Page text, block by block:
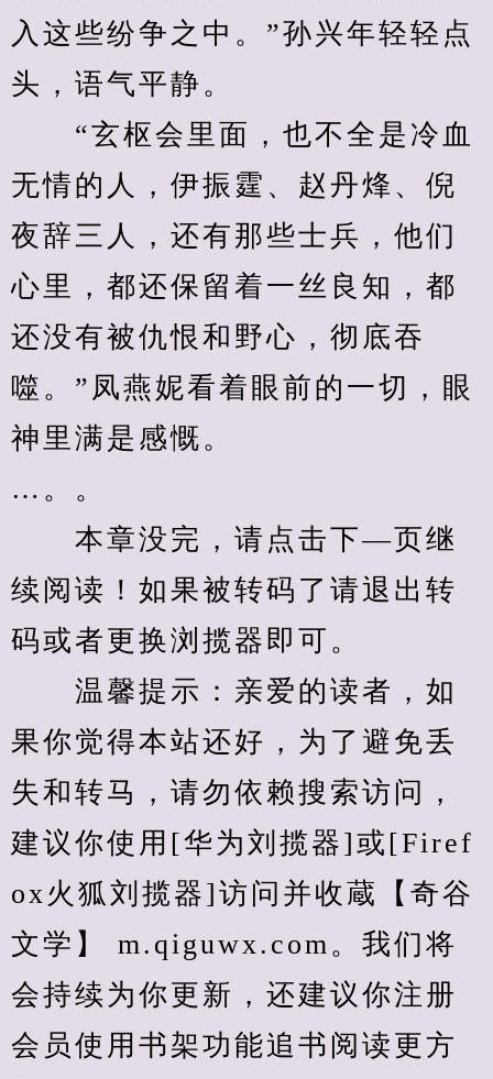
入这些纷争之中。”孙兴年轻轻点
头，语气平静。
“玄枢会里面，也不全是冷血
无情的人，伊振霆、赵丹烽、倪
夜辞三人，还有那些士兵，他们
心里，都还保留着一丝良知，都
还没有被仇恨和野心，彻底吞
噬。”凤燕妮看着眼前的一切，眼
神里满是感慨。
…。。
本章没完，请点击下—页继
续阅读！如果被转码了请退出转
码或者更换浏揽器即可。
温馨提示：亲爱的读者，如
果你觉得本站还好，为了避免丢
失和转马，请勿依赖搜索访问，
建议你使用[华为刘揽器]或[Firef
ox火狐刘揽器]访问并收蔵【奇谷
文学】 m.qiguwx.com。我们将
会持续为你更新，还建议你注册
会员使用书架功能追书阅读更方